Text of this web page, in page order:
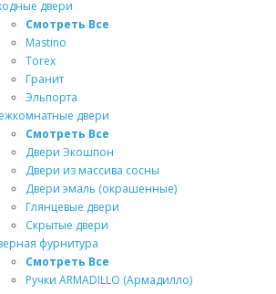
двери
Смотреть Все
Mastino
Torex
Гранит
Эльпорта
двери
Смотреть Все
Двери Экошпон
Двери из массива сосны
Двери эмаль (окрашенные)
Глянцевые двери
Скрытые двери
фурнитура
Смотреть Все
Ручки ARMADILLO (Армадилло)